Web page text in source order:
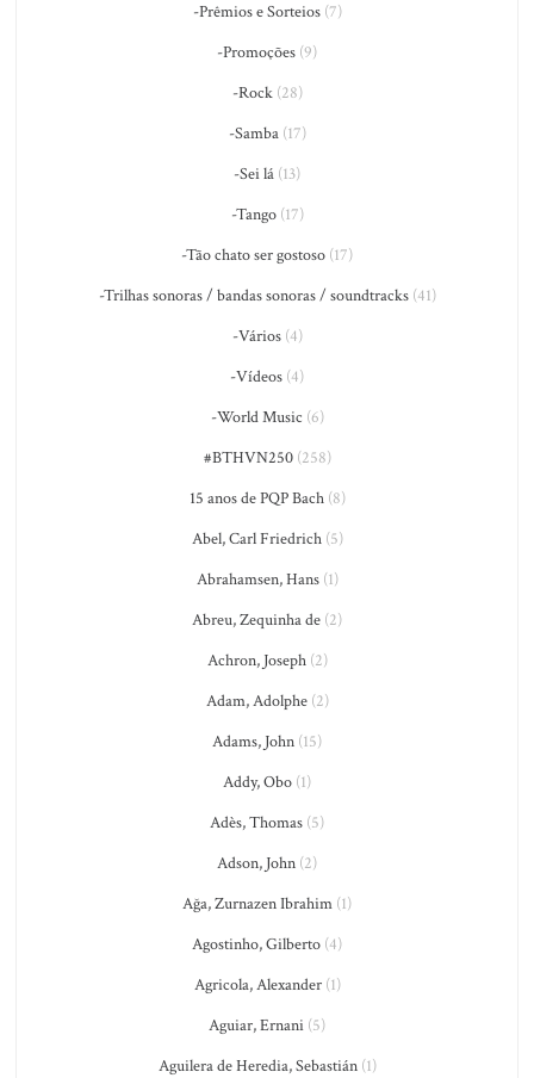
-Prêmios e Sorteios(7)
-Promoções (9)
-Rock(28)
-Samba(17)
-Sei lá (13)
-Tango(17)
-Tão chato ser gostoso (17)
-Trilhas sonoras / bandas sonoras / soundtracks(41)
-Vários(4)
-Vídeos (4)
-World Music (6)
#BTHVN250(258)
15 anos de PQP Bach(8)
Abel, Carl Friedrich(5)
Abrahamsen, Hans(1)
Abreu, Zequinha de (2)
Achron, Joseph(2)
Adam, Adolphe(2)
Adams, John (15)
Addy, Obo (1)
Adès, Thomas (5)
Adson, John (2)
Ağa, Zurnazen Ibrahim (1)
Agostinho, Gilberto (4)
Agricola, Alexander(1)
Aguiar, Ernani (5)
Aguilera de Heredia, Sebastián(1)